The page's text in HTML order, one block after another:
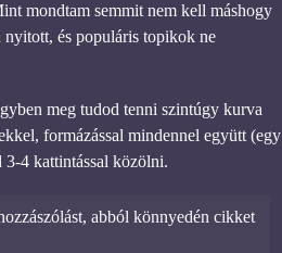
mondtam semmit nem kell máshogy
és populáris topikok ne
meg tudod tenni szintúgy kurva
formázással mindennel együtt (egy
4 kattintással közölni.
abból könnyedén cikket